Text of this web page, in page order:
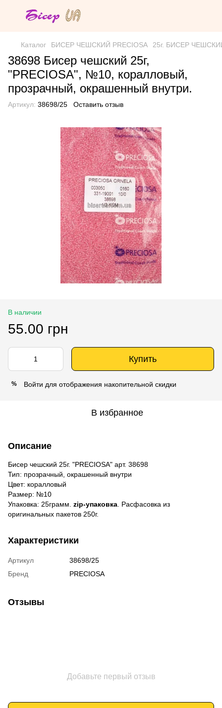
Каталог БИСЕР ЧЕШСКИЙ PRECIOSA 25г. БИСЕР ЧЕШСКИЙ
38698 Бисер чешский 25г,
"PRECIOSA", №10, коралловый,
прозрачный, окрашенный внутри.
Артикул: 38698/25 Оставить отзыв
В наличии
55.00 грн
Купить
% Войти для отображения накопительной скидки
В избранное
Описание
Бисер чешский 25г. "PRECIOSA" арт. 38698
Тип: прозрачный, окрашенный внутри
Цвет: коралловый
Размер: №10
Упаковка: 25грамм. zip-упаковка . Расфасовка из
оригинальных пакетов 250г.
Характеристики
Артикул
38698/25
Бренд
PRECIOSA
Отзывы
Добавьте первый отзыв